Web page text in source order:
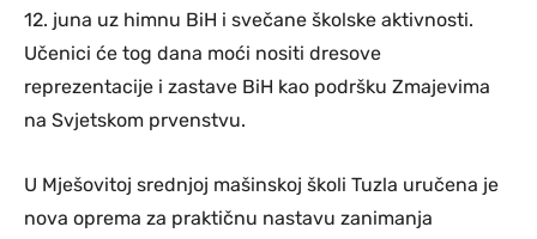
12. juna uz himnu BiH i svečane školske aktivnosti.
Učenici će tog dana moći nositi dresove
reprezentacije i zastave BiH kao podršku Zmajevima
na Svjetskom prvenstvu.
U Mješovitoj srednjoj mašinskoj školi Tuzla uručena je
nova oprema za praktičnu nastavu zanimanja